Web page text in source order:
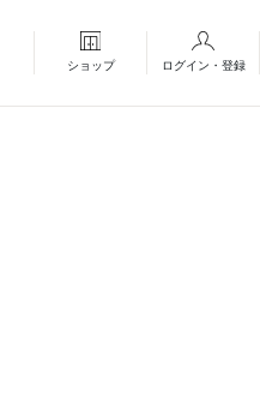
ショップ ログイン・登録